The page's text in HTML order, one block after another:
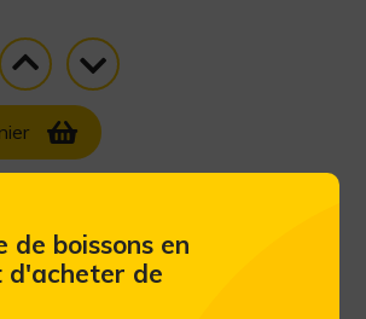
de boissons en
de